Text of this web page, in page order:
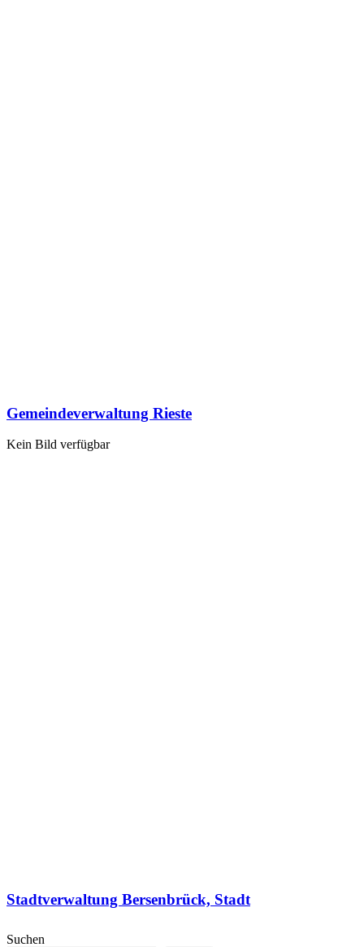
Gemeindeverwaltung Rieste
Kein Bild verfügbar
Stadtverwaltung Bersenbrück, Stadt
Suchen